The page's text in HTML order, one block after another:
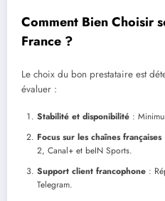
Comment Bien Choisir
France ?
Le choix du bon prestataire est
évaluer :
Stabilité et disponibilité :
Focus sur les chaînes françaises
2, Canal+ et beIN Sports.
Support client francophone :
Telegram.